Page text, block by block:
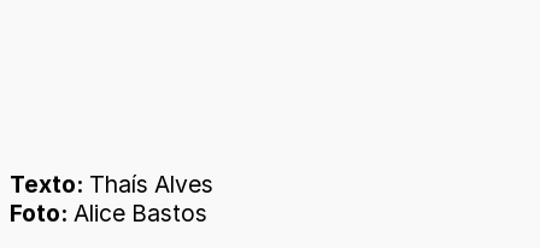
Texto: Thaís Alves
Foto: Alice Bastos